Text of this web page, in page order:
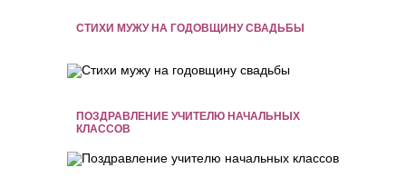
СТИХИ МУЖУ НА ГОДОВЩИНУ СВАДЬБЫ
ПОЗДРАВЛЕНИЕ УЧИТЕЛЮ НАЧАЛЬНЫХ
КЛАССОВ